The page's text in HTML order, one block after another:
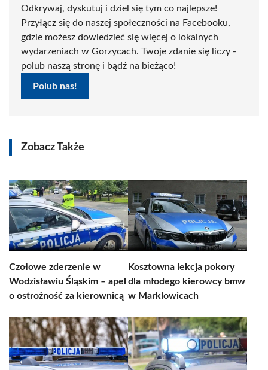
Odkrywaj, dyskutuj i dziel się tym co najlepsze!
Przyłącz się do naszej społeczności na Facebooku,
gdzie możesz dowiedzieć się więcej o lokalnych
wydarzeniach w Gorzycach. Twoje zdanie się liczy -
polub naszą stronę i bądź na bieżąco!
Polub nas!
Zobacz Także
Czołowe zderzenie w
Wodzisławiu Śląskim – apel
o ostrożność za kierownicą
Kosztowna lekcja pokory
dla młodego kierowcy bmw
w Marklowicach